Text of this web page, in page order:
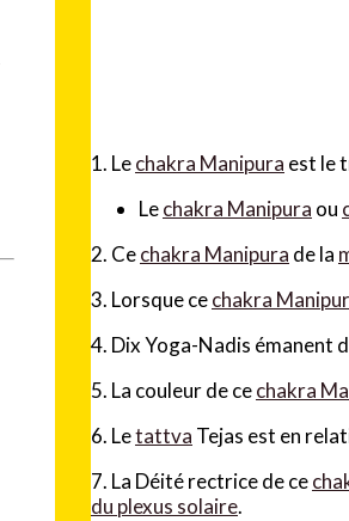
1. Lechakra Manipura est le
Lechakra Manipura ou
2. Cechakra Manipura de la
3. Lorsque cechakra
4. Dix Yoga-Nadis émanent
5. La couleur de cechakra
6. Letattva Tejas est en
7. La Déité rectrice de ce
du plexus solaire.